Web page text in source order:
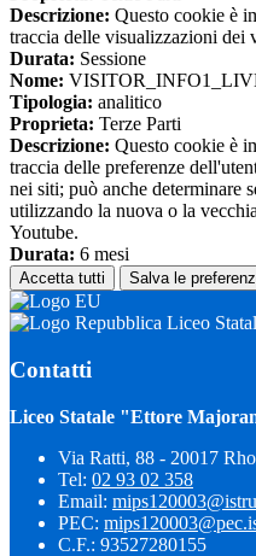
Descrizione: Questo cookie è
traccia delle visualizzazioni dei
Durata: Sessione
Nome:
Tipologia: analitico
Proprieta: Terze Parti
Descrizione: Questo cookie è
traccia delle preferenze
nei siti; può anche determinare
utilizzando la nuova o la
Youtube.
Durata: 6 mesi
Accetta tutti Salva le
Liceo
Contatti
Liceo Statale "Ettore
Via Ratti, 88 - 20017
Tel: 02 93 02 358
Email:
PEC:
C.F.: 93527280155